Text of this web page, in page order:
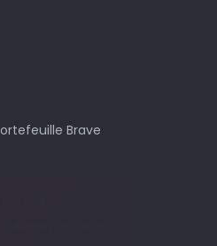
Brave
acheter